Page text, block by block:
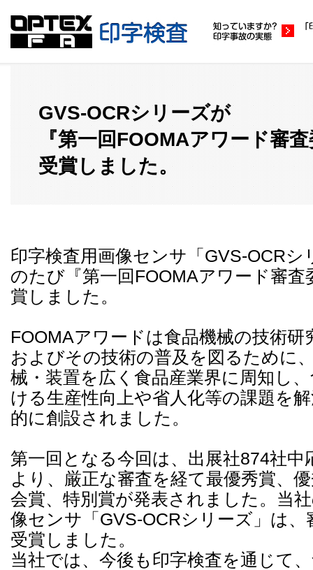
GVS-OCRシリーズが
『第一回FOOMAアワード審
受賞しました。
印字検査用画像センサ「GVS-OCRシ
のたび『第一回FOOMAアワード審査
賞しました。
FOOMAアワードは食品機械の技術研
およびその技術の普及を図るために
械・装置を広く食品産業界に周知し
ける生産性向上や省人化等の課題を
的に創設されました。
第一回となる今回は、出展社874社中
より、厳正な審査を経て最優秀賞、
会賞、特別賞が発表されました。当
像センサ「GVS-OCRシリーズ」は、
受賞しました。
当社では、今後も印字検査を通じて